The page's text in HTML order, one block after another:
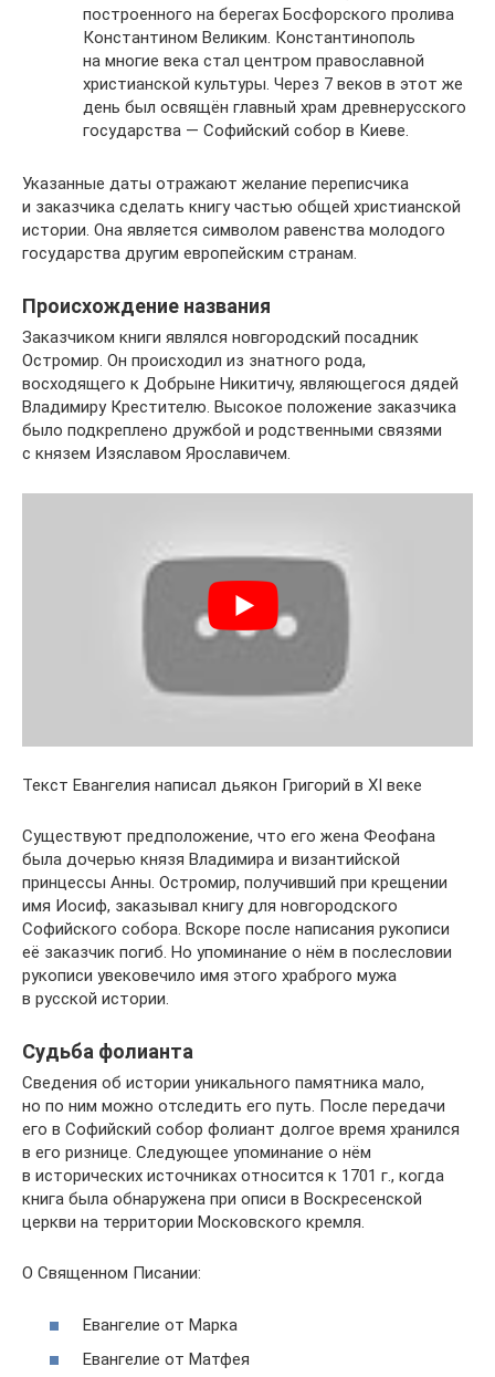
построенного на берегах Босфорского пролива
Константином Великим. Константинополь
на многие века стал центром православной
христианской культуры. Через 7 веков в этот же
день был освящён главный храм древнерусского
государства — Софийский собор в Киеве.
Указанные даты отражают желание переписчика
и заказчика сделать книгу частью общей христианской
истории. Она является символом равенства молодого
государства другим европейским странам.
Происхождение названия
Заказчиком книги являлся новгородский посадник
Остромир. Он происходил из знатного рода,
восходящего к Добрыне Никитичу, являющегося дядей
Владимиру Крестителю. Высокое положение заказчика
было подкреплено дружбой и родственными связями
с князем Изяславом Ярославичем.
Текст Евангелия написал дьякон Григорий в XI веке
Существуют предположение, что его жена Феофана
была дочерью князя Владимира и византийской
принцессы Анны. Остромир, получивший при крещении
имя Иосиф, заказывал книгу для новгородского
Софийского собора. Вскоре после написания рукописи
её заказчик погиб. Но упоминание о нём в послесловии
рукописи увековечило имя этого храброго мужа
в русской истории.
Судьба фолианта
Сведения об истории уникального памятника мало,
но по ним можно отследить его путь. После передачи
его в Софийский собор фолиант долгое время хранился
в его ризнице. Следующее упоминание о нём
в исторических источниках относится к 1701 г., когда
книга была обнаружена при описи в Воскресенской
церкви на территории Московского кремля.
О Священном Писании:
Евангелие от Марка
Евангелие от Матфея